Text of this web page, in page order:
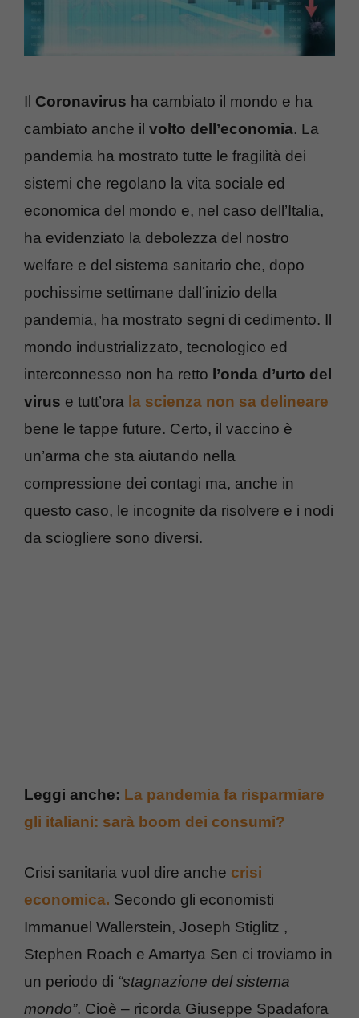
Il Coronavirus ha cambiato il mondo e ha
cambiato anche il volto dell’economia. La
pandemia ha mostrato tutte le fragilità dei
sistemi che regolano la vita sociale ed
economica del mondo e, nel caso dell’Italia,
ha evidenziato la debolezza del nostro
welfare e del sistema sanitario che, dopo
pochissime settimane dall’inizio della
pandemia, ha mostrato segni di cedimento. Il
mondo industrializzato, tecnologico ed
interconnesso non ha retto l’onda d’urto del
virus e tutt’ora la scienza non sa delineare
bene le tappe future. Certo, il vaccino è
un’arma che sta aiutando nella
compressione dei contagi ma, anche in
questo caso, le incognite da risolvere e i nodi
da sciogliere sono diversi.
Leggi anche: La pandemia fa risparmiare
gli italiani: sarà boom dei consumi?
Crisi sanitaria vuol dire anche crisi
economica. Secondo gli economisti
Immanuel Wallerstein, Joseph Stiglitz ,
Stephen Roach e Amartya Sen ci troviamo in
un periodo di “stagnazione del sistema
mondo”. Cioè – ricorda Giuseppe Spadafora